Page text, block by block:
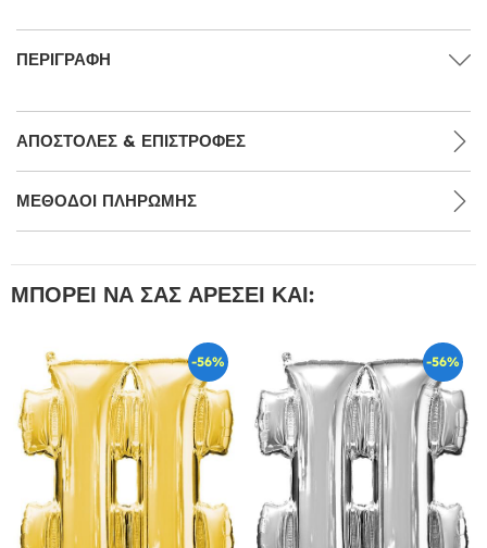
ΠΕΡΙΓΡΑΦΉ
ΑΠΟΣΤΟΛΈΣ & ΕΠΙΣΤΡΟΦΈΣ
ΜΕΘΌΔΟΙ ΠΛΗΡΩΜΉΣ
ΜΠΟΡΕΊ ΝΑ ΣΑΣ ΑΡΈΣΕΙ ΚΑΙ:
-56% -56%